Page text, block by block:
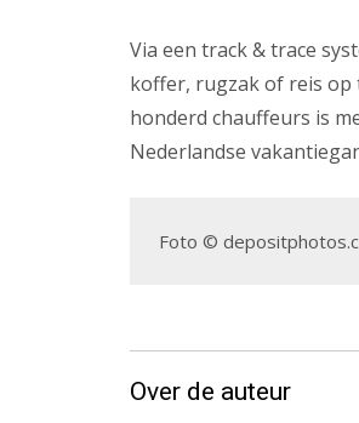
Via een track & trace
koffer, rugzak of reis op
honderd chauffeurs is
Nederlandse
Foto ©
Over de auteur